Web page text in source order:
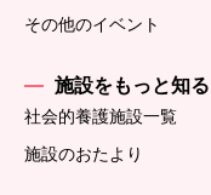
その他のイベント
施設をもっと知る
社会的養護施設一覧
施設のおたより